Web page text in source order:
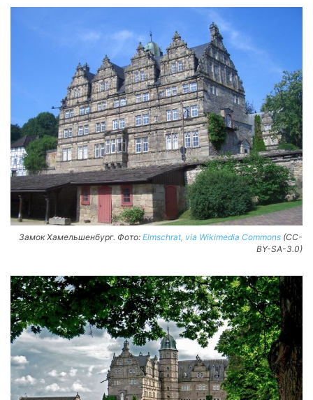
Замок Хамельшенбург. Фото: Elmschrat, via Wikimedia Commons (CC-
BY-SA-3.0)